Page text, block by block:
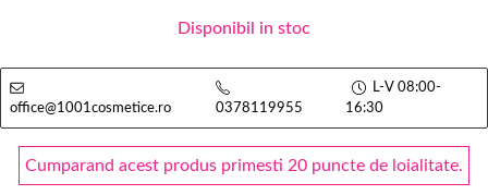
Disponibil in stoc
office@1001cosmetice.ro 0378119955
L-V 08:00-
16:30
Cumparand acest produs primesti 20 puncte de loialitate.